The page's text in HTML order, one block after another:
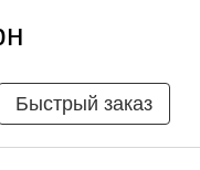
Быстрый заказ